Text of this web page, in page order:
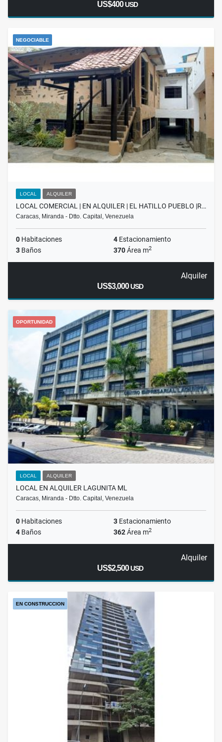
US$400USD
NEGOCIABLE
LOCAL ALQUILER
LOCAL COMERCIAL | EN ALQUILER | EL HATILLO PUEBLO |R…
Caracas, Miranda - Dtto. Capital, Venezuela
0 Habitaciones 4 Estacionamiento
3 Baños 370Área m2
Alquiler
US$3,000USD
OPORTUNIDAD
LOCAL ALQUILER
LOCAL EN ALQUILER LAGUNITA ML
Caracas, Miranda - Dtto. Capital, Venezuela
0 Habitaciones 3 Estacionamiento
4 Baños 362Área m2
Alquiler
US$2,500USD
EN CONSTRUCCION